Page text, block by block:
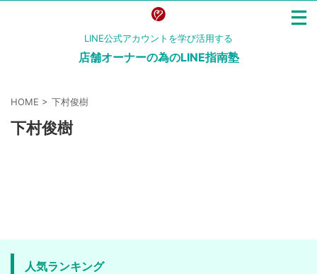
LINE公式アカウントを学び活用する
店舗オーナーの為のLINE指南塾
HOME > 下村俊樹
下村俊樹
人気ランキング